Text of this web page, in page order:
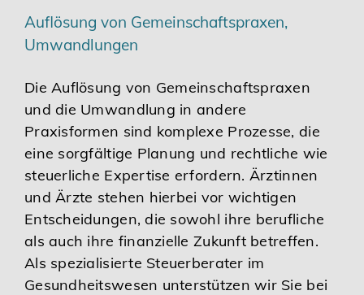
Auflösung von Gemeinschaftspraxen,
Umwandlungen
Die Auflösung von Gemeinschaftspraxen
und die Umwandlung in andere
Praxisformen sind komplexe Prozesse, die
eine sorgfältige Planung und rechtliche wie
steuerliche Expertise erfordern. Ärztinnen
und Ärzte stehen hierbei vor wichtigen
Entscheidungen, die sowohl ihre berufliche
als auch ihre finanzielle Zukunft betreffen.
Als spezialisierte Steuerberater im
Gesundheitswesen unterstützen wir Sie bei